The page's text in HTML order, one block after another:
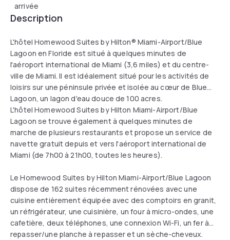
arrivée
Description
L'hôtel Homewood Suites by Hilton® Miami-Airport/Blue
Lagoon en Floride est situé à quelques minutes de
l'aéroport international de Miami (3,6 miles) et du centre-
ville de Miami. Il est idéalement situé pour les activités de
loisirs sur une péninsule privée et isolée au cœur de Blue
Lagoon, un lagon d'eau douce de 100 acres.
L'hôtel Homewood Suites by Hilton Miami-Airport/Blue
Lagoon se trouve également à quelques minutes de
marche de plusieurs restaurants et propose un service de
navette gratuit depuis et vers l'aéroport international de
Miami (de 7h00 à 21h00, toutes les heures).
Le Homewood Suites by Hilton Miami-Airport/Blue Lagoon
dispose de 162 suites récemment rénovées avec une
cuisine entièrement équipée avec des comptoirs en granit,
un réfrigérateur, une cuisinière, un four à micro-ondes, une
cafetière, deux téléphones, une connexion Wi-Fi, un fer à
repasser/une planche à repasser et un sèche-cheveux.